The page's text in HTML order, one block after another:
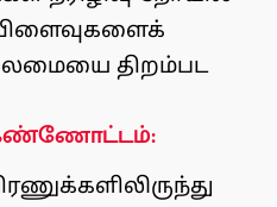
திறம்பட
கண்ணோட்டம்: